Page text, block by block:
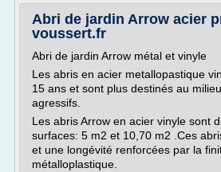
Abri de jardin Arrow acier
voussert.fr
Abri de jardin Arrow métal et vinyle
Les abris en acier metallopastique
15 ans et sont plus destinés au
agressifs.
Les abris Arrow en acier vinyle sont
surfaces: 5 m2 et 10,70 m2 .Ces
et une longévité renforcées par la
métalloplastique.